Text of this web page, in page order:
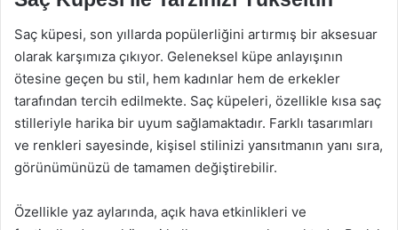
Saç küpesi, son yıllarda popülerliğini artırmış bir aksesuar
olarak karşımıza çıkıyor. Geleneksel küpe anlayışının
ötesine geçen bu stil, hem kadınlar hem de erkekler
tarafından tercih edilmekte. Saç küpeleri, özellikle kısa saç
stilleriyle harika bir uyum sağlamaktadır. Farklı tasarımları
ve renkleri sayesinde, kişisel stilinizi yansıtmanın yanı sıra,
görünümünüzü de tamamen değiştirebilir.
Özellikle yaz aylarında, açık hava etkinlikleri ve